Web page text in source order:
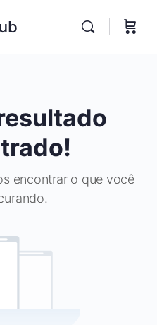
encontrar o que você